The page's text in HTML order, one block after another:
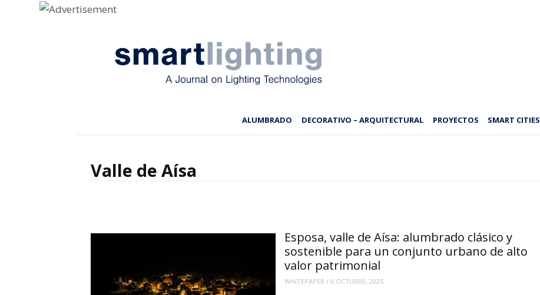
ALUMBRADO DECORATIVO – ARQUITECTURAL PROYECTOS SMART CITIES
Valle de Aísa
Esposa, valle de Aísa: alumbrado clásico y
sostenible para un conjunto urbano de alto
valor patrimonial
WHITEPAPER / 6 OCTUBRE, 2025